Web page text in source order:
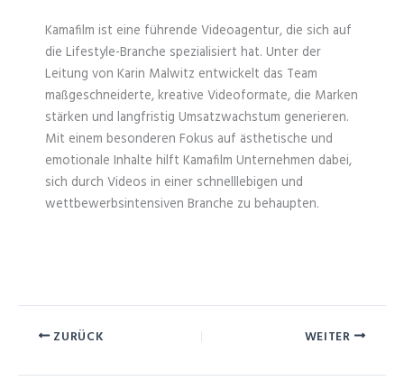
Kamafilm ist eine führende Videoagentur, die sich auf
die Lifestyle-Branche spezialisiert hat. Unter der
Leitung von Karin Malwitz entwickelt das Team
maßgeschneiderte, kreative Videoformate, die Marken
stärken und langfristig Umsatzwachstum generieren.
Mit einem besonderen Fokus auf ästhetische und
emotionale Inhalte hilft Kamafilm Unternehmen dabei,
sich durch Videos in einer schnelllebigen und
wettbewerbsintensiven Branche zu behaupten.
ZURÜCK WEITER